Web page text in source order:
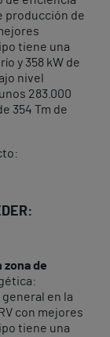
producción de
tiene una
y 358 kW de
nivel
283.000
354 Tm de
de
en la
con mejores
tiene una